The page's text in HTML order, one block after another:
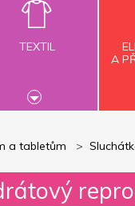
TEXTIL
A
a tabletům